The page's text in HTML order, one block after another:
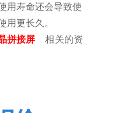
用寿命还会导致使
用更长久。
拼接屏
相关的资